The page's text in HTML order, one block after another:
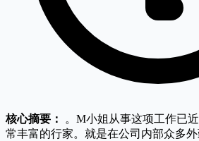
核心摘要：
。M小姐从事这项工作已
常丰富的行家。就是在公司内部众多